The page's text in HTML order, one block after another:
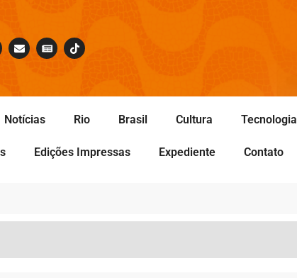
Notícias Rio Brasil Cultura Tecnologia
Edições Impressas Expediente Contato